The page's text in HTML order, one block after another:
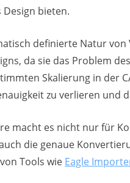
bieten.
definierte Natur
da sie das Problem
Skalierung in der
zu verlieren und
macht es nicht nur für
die genaue
Tools wie Eagle